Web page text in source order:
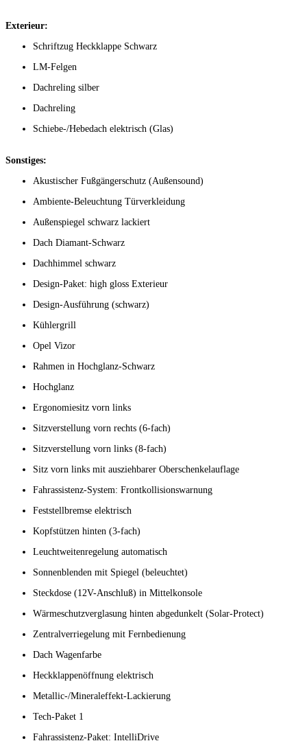
Exterieur:
Schriftzug Heckklappe Schwarz
LM-Felgen
Dachreling silber
Dachreling
Schiebe-/Hebedach elektrisch (Glas)
Sonstiges:
Akustischer Fußgängerschutz (Außensound)
Ambiente-Beleuchtung Türverkleidung
Außenspiegel schwarz lackiert
Dach Diamant-Schwarz
Dachhimmel schwarz
Design-Paket: high gloss Exterieur
Design-Ausführung (schwarz)
Kühlergrill
Opel Vizor
Rahmen in Hochglanz-Schwarz
Hochglanz
Ergonomiesitz vorn links
Sitzverstellung vorn rechts (6-fach)
Sitzverstellung vorn links (8-fach)
Sitz vorn links mit ausziehbarer Oberschenkelauflage
Fahrassistenz-System: Frontkollisionswarnung
Feststellbremse elektrisch
Kopfstützen hinten (3-fach)
Leuchtweitenregelung automatisch
Sonnenblenden mit Spiegel (beleuchtet)
Steckdose (12V-Anschluß) in Mittelkonsole
Wärmeschutzverglasung hinten abgedunkelt (Solar-Protect)
Zentralverriegelung mit Fernbedienung
Dach Wagenfarbe
Heckklappenöffnung elektrisch
Metallic-/Mineraleffekt-Lackierung
Tech-Paket 1
Fahrassistenz-Paket: IntelliDrive